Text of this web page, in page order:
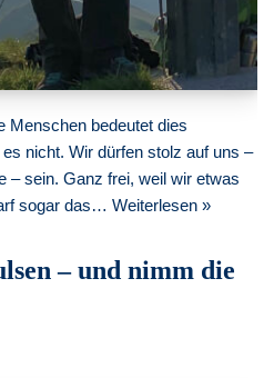
Menschen bedeutet dies
nicht. Wir dürfen stolz auf uns –
– sein. Ganz frei, weil wir etwas
sogar das… Weiterlesen »
– und nimm die